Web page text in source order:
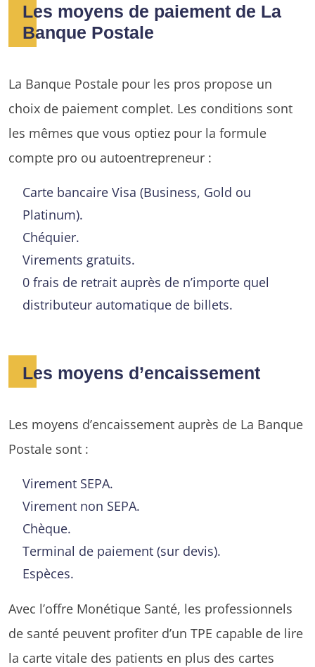
Les moyens de paiement de La
Banque Postale
La Banque Postale pour les pros propose un
choix de paiement complet. Les conditions sont
les mêmes que vous optiez pour la formule
compte pro ou autoentrepreneur :
Carte bancaire Visa (Business, Gold ou
Platinum).
Chéquier.
Virements gratuits.
0 frais de retrait auprès de n’importe quel
distributeur automatique de billets.
Les moyens d’encaissement
Les moyens d’encaissement auprès de La Banque
Postale sont :
Virement SEPA.
Virement non SEPA.
Chèque.
Terminal de paiement (sur devis).
Espèces.
Avec l’offre Monétique Santé, les professionnels
de santé peuvent profiter d’un TPE capable de lire
la carte vitale des patients en plus des cartes